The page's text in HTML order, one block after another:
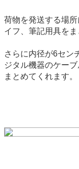
荷物を発送する場
イフ、筆記用具を
さらに内径が6セン
ジタル機器のケー
まとめてくれます。